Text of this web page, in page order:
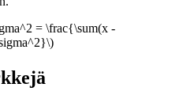
= \frac{\sum(x -